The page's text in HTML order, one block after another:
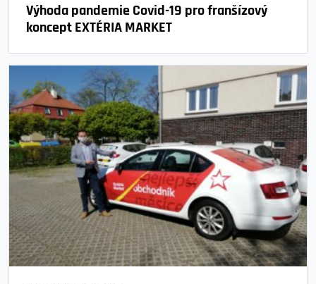
Výhoda pandemie Covid-19 pro franšízový
koncept EXTÉRIA MARKET